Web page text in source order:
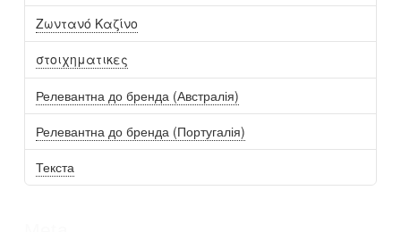
Ζωντανό Καζίνο
στοιχηματικες
Релевантна до бренда (Австралія)
Релевантна до бренда (Португалія)
Текста